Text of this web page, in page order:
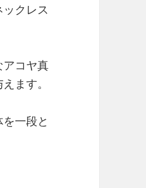
クレス
アコヤ真
ます。
一段と